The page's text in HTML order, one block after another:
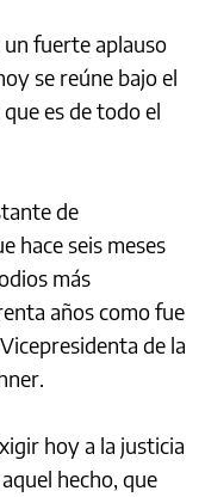
fuerte aplauso
se reúne bajo el
es de todo el
de
hace seis meses
más
años como fue
de la
hoy a la justicia
hecho, que